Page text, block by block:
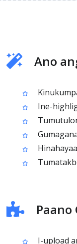
Ano
Ine-
Paano
I-upload